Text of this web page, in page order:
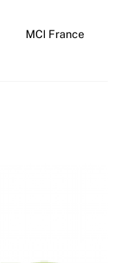
MCI France